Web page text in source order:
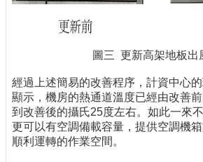
圖三 更新高架地板出
經過上述簡易的改善程序，計資中心
顯示，機房的熱通道溫度已經由改善
到改善後的攝氏25度左右。如此一來
更可以有空調備載容量，提供空調機
順利運轉的作業空間。